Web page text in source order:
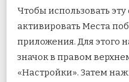
Чтобы использовать
активировать Места
приложения. Для этого
значок в правом
«Настройки». Затем